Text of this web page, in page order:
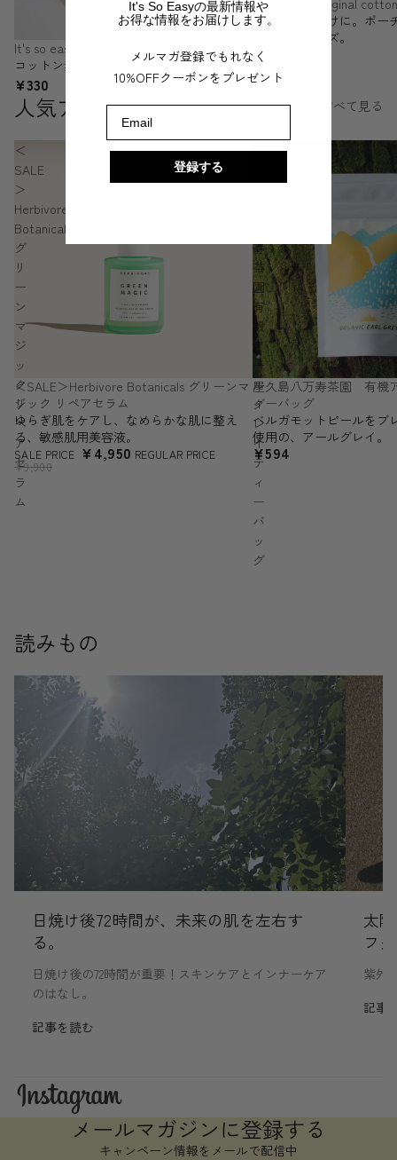
It's so easy original cotton pouch
コットン素材の巾着ポーチ
¥330
It's so easy original
身軽なお出かけに。ポー
ミニマルサイズ。
¥330
人気アイテム すべて見る
＜
SALE
＞
Herbivore
Botanicals
グ
リ
ー
ン
マ
ジ
ッ
ク
リ
ペ
ア
セ
ラ
ム
SALE
＜SALE＞Herbivore Botanicals グリーンマ
ジック リペアセラム
ゆらぎ肌をケアし、なめらかな肌に整え
る、敏感肌用美容液。
SALE PRICE ¥4,950 REGULAR PRICE
¥9,900
屋
島
寿
茶
園
有
機
ア
ー
ル
グ
レ
イ
テ
ィ
ー
バ
ッ
グ
屋久島八万寿茶園 有機
ィーバッグ
ベルガモットピールをブ
使用の、アールグレイ。
¥594
読みもの
日焼け後72時間が、未来の肌を左右す
る。
日焼け後の72時間が重要！スキンケアとインナーケア
のはなし。
記事を読む
太
フ
紫外
記事
メールマガジンに登録する
キャンペーン情報をメールで配信中
It's So Easyの最新情報や
お得な情報をお届けします。
メルマガ登録でもれなく
10%OFFクーポンをプレゼント
登録する